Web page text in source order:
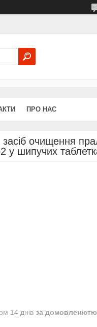
ПРО НАС
засіб очищення
у шипучих
14 днів за домовленістю